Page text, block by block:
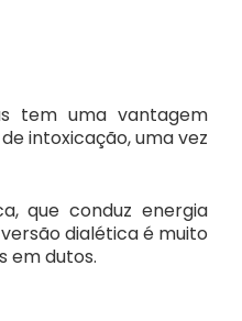
tem uma vantagem
intoxicação, uma vez
que conduz energia
dialética é muito
em dutos.